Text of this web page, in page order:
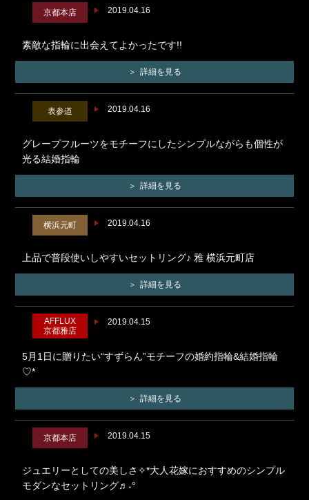
2019.04.16
京都本店
素敵な指輪に出会えてよかったです!!
詳細を見る
2019.04.16
表参道
グレープフルーツをモチーフにしたシンプルながらも個性が
光る結婚指輪
詳細を見る
2019.04.16
横浜元町
上品で普段使いしやすいセットリング♪ 雅 横浜元町店
詳細を見る
2019.04.15
AFFLUX
京都雅店
5月1日に贈りたい“すずらん”モチーフの婚約指輪&結婚指輪
♡*
詳細を見る
2019.04.15
京都本店
ジュエリーとしての美しさ✧*大人花嫁におすすめのシンプル
モダンなセットリング♬˖°